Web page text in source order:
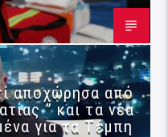
αποχώρησα από
” και τα νέα
για τα Τέμπη